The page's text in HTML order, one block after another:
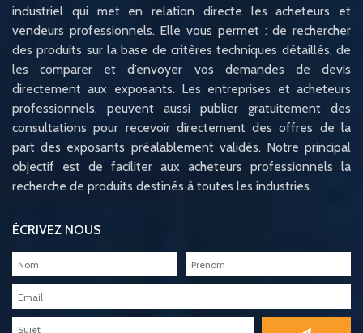
industriel qui met en relation directe les acheteurs et
vendeurs professionnels. Elle vous permet : de rechercher
des produits sur la base de critères techniques détaillés, de
les comparer et d’envoyer vos demandes de devis
directement aux exposants. Les entreprises et acheteurs
professionnels, peuvent aussi publier gratuitement des
consultations pour recevoir directement des offres de la
part des exposants préalablement validés. Notre principal
objectif est de faciliter aux acheteurs professionnels la
recherche de produits destinés à toutes les industries.
ÉCRIVEZ NOUS